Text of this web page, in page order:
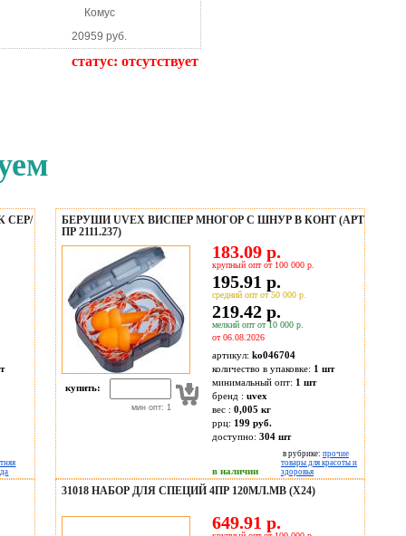
Комус
20959 руб.
статус: отсутствует
СЕР/
БЕРУШИ UVEX ВИСПЕР МНОГОР С ШНУР В КОНТ (АРТ
ПР 2111.237)
купить:
мин опт: 1
183.09 р.
крупный опт от 100 000 р.
195.91 р.
средний опт от 50 000 р.
219.42 р.
мелкий опт от 10 000 р.
от 06.08.2026
артикул: ko046704
количество в упаковке: 1 шт
минимальный опт: 1 шт
бренд : uvex
вес : 0,005 кг
ррц: 199 руб.
доступно: 304 шт
в наличии
в рубрике: прочие
товары для красоты и
здоровья
31018 НАБОР ДЛЯ СПЕЦИЙ 4ПР 120МЛ.MB (Х24)
649.91 р.